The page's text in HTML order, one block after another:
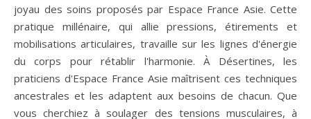
joyau des soins proposés par Espace France Asie. Cette
pratique millénaire, qui allie pressions, étirements et
mobilisations articulaires, travaille sur les lignes d'énergie
du corps pour rétablir l'harmonie. À Désertines, les
praticiens d'Espace France Asie maîtrisent ces techniques
ancestrales et les adaptent aux besoins de chacun. Que
vous cherchiez à soulager des tensions musculaires, à